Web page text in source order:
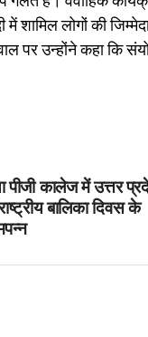
लोगों की
पर उन्होंने कहा कि
कालेज में उत्तर
बालिका दिवस के